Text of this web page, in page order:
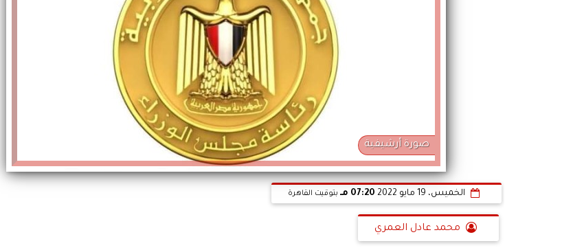
صورة أرشيفية
الخميس، 19 مايو 2022 07:20 مـ بتوقيت القاهرة
محمد عادل العمري